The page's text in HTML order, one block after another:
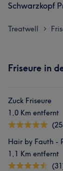
Schwarzkopf
Treatwell >
Friseure in
Zuck Friseure
1,0 Km entfernt
Hair by Fauth -
1,1 Km entfernt